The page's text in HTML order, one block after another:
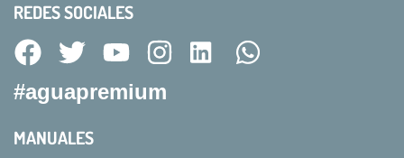
REDES SOCIALES
#aguapremium
MANUALES